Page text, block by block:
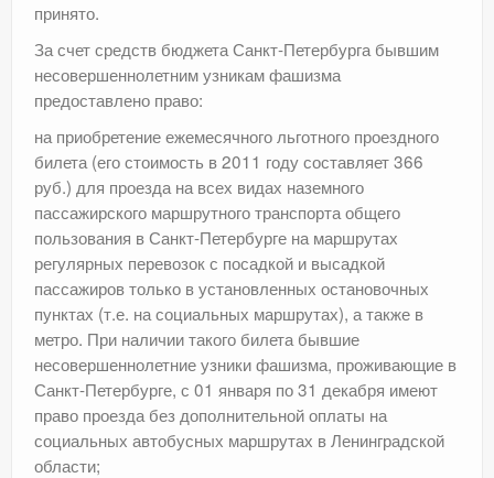
принято.
За счет средств бюджета Санкт-Петербурга бывшим
несовершеннолетним узникам фашизма
предоставлено право:
на приобретение ежемесячного льготного проездного
билета (его стоимость в 2011 году составляет 366
руб.) для проезда на всех видах наземного
пассажирского маршрутного транспорта общего
пользования в Санкт-Петербурге на маршрутах
регулярных перевозок с посадкой и высадкой
пассажиров только в установленных остановочных
пунктах (т.е. на социальных маршрутах), а также в
метро. При наличии такого билета бывшие
несовершеннолетние узники фашизма, проживающие в
Санкт-Петербурге, с 01 января по 31 декабря имеют
право проезда без дополнительной оплаты на
социальных автобусных маршрутах в Ленинградской
области;